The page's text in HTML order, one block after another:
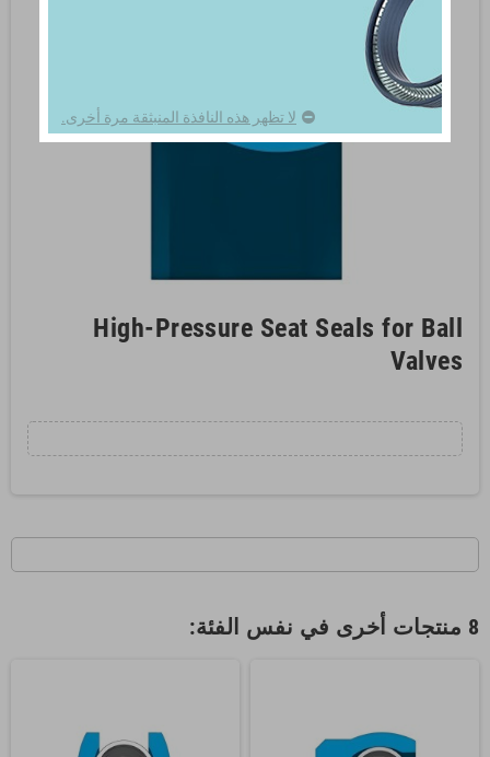
High-Pressure Seat Seals for Ball
Valves
8 منتجات أخرى في نفس الفئة:
لا تظهر هذه النافذة المنبثقة مرة أخرى.